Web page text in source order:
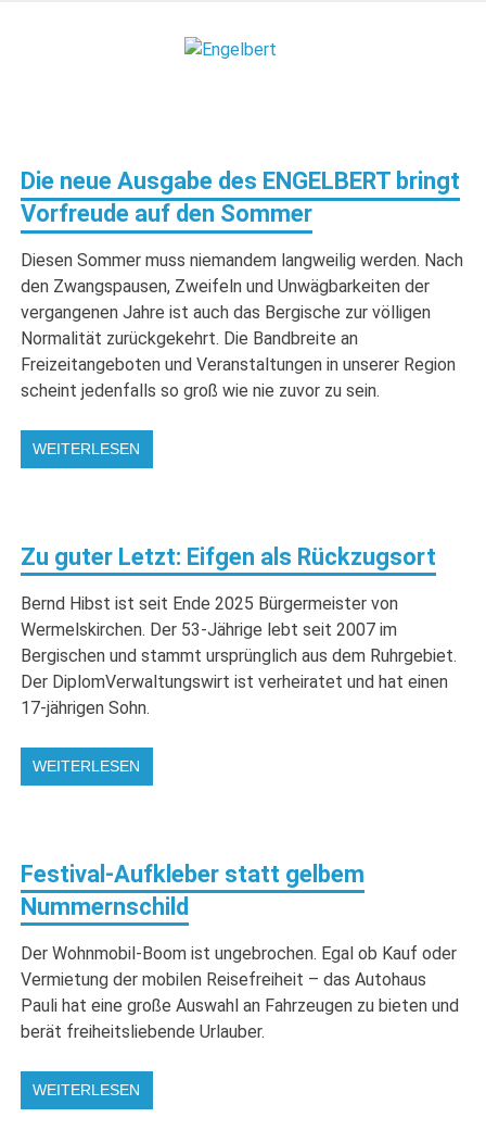
Die neue Ausgabe des ENGELBERT bringt
Vorfreude auf den Sommer
Diesen Sommer muss niemandem langweilig werden. Nach
den Zwangspausen, Zweifeln und Unwägbarkeiten der
vergangenen Jahre ist auch das Bergische zur völligen
Normalität zurückgekehrt. Die Bandbreite an
Freizeitangeboten und Veranstaltungen in unserer Region
scheint jedenfalls so groß wie nie zuvor zu sein.
WEITERLESEN
Zu guter Letzt: Eifgen als Rückzugsort
Bernd Hibst ist seit Ende 2025 Bürgermeister von
Wermelskirchen. Der 53-Jährige lebt seit 2007 im
Bergischen und stammt ursprünglich aus dem Ruhrgebiet.
Der DiplomVerwaltungswirt ist verheiratet und hat einen
17-jährigen Sohn.
WEITERLESEN
Festival-Aufkleber statt gelbem
Nummernschild
Der Wohnmobil-Boom ist ungebrochen. Egal ob Kauf oder
Vermietung der mobilen Reisefreiheit – das Autohaus
Pauli hat eine große Auswahl an Fahrzeugen zu bieten und
berät freiheitsliebende Urlauber.
WEITERLESEN